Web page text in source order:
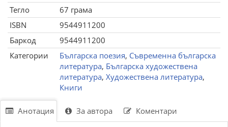
Тегло
67 грама
ISBN
9544911200
Баркод
9544911200
Категории
Българска поезия, Съвременна българска
литература, Българска художествена
литература, Художествена литература,
Книги
Анотация За автора Коментари